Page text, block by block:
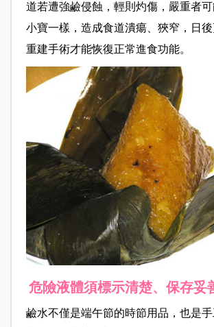
道若遭強鹼侵蝕，輕則灼傷，嚴重者
小寶一樣，造成食道潰瘍、狹窄，日
重建手術才能恢復正常進食功能。
危險液體須標示清楚、保存妥
鹼水不僅是端午節的時節用品，也是